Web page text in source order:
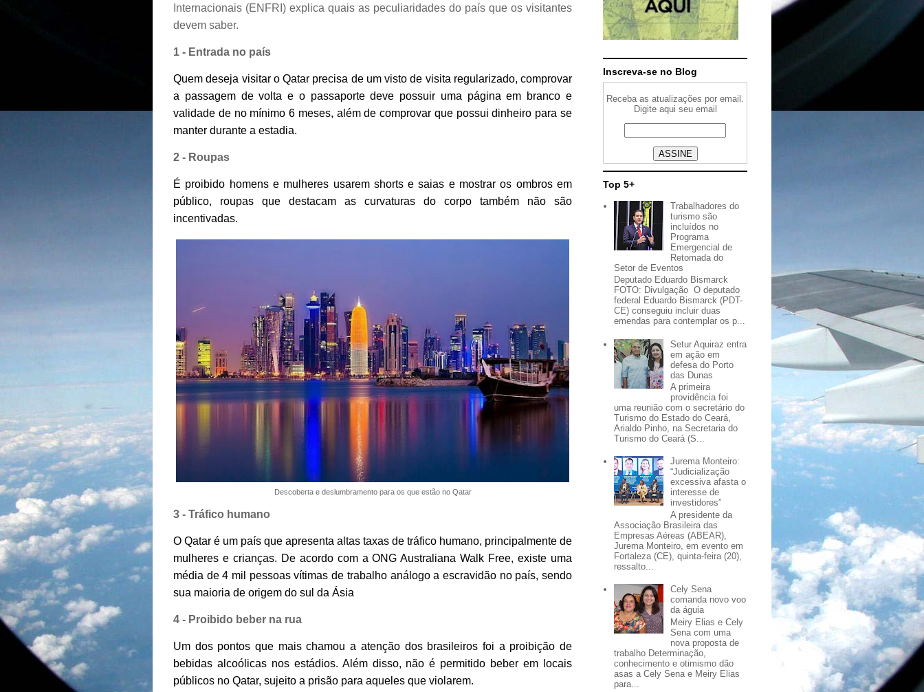
Internacionais (ENFRI) explica quais as peculiaridades do país que os visitantes
devem saber.
1 - Entrada no país
Quem deseja visitar o Qatar precisa de um visto de visita regularizado, comprovar
a passagem de volta e o passaporte deve possuir uma página em branco e
validade de no mínimo 6 meses, além de comprovar que possui dinheiro para se
manter durante a estadia.
2 - Roupas
É proibido homens e mulheres usarem shorts e saias e mostrar os ombros em
público, roupas que destacam as curvaturas do corpo também não são
incentivadas.
Descoberta e deslumbramento para os que estão no Qatar
3 - Tráfico humano
O Qatar é um país que apresenta altas taxas de tráfico humano, principalmente de
mulheres e crianças. De acordo com a ONG Australiana Walk Free, existe uma
média de 4 mil pessoas vítimas de trabalho análogo a escravidão no país, sendo
sua maioria de origem do sul da Ásia
4 - Proibido beber na rua
Um dos pontos que mais chamou a atenção dos brasileiros foi a proibição de
bebidas alcoólicas nos estádios. Além disso, não é permitido beber em locais
públicos no Qatar, sujeito a prisão para aqueles que violarem.
Inscreva-se no Blog
Receba as atualizações por email.
Digite aqui seu email
Top 5+
Trabalhadores do
turismo são
incluídos no
Programa
Emergencial de
Retomada do
Setor de Eventos
Deputado Eduardo Bismarck
FOTO: Divulgação O deputado
federal Eduardo Bismarck (PDT-
CE) conseguiu incluir duas
emendas para contemplar os p...
Setur Aquiraz entra
em ação em
defesa do Porto
das Dunas
A primeira
providência foi
uma reunião com o secretário do
Turismo do Estado do Ceará,
Arialdo Pinho, na Secretaria do
Turismo do Ceará (S...
Jurema Monteiro:
“Judicialização
excessiva afasta o
interesse de
investidores”
A presidente da
Associação Brasileira das
Empresas Aéreas (ABEAR),
Jurema Monteiro, em evento em
Fortaleza (CE), quinta-feira (20),
ressalto...
Cely Sena
comanda novo voo
da águia
Meiry Elias e Cely
Sena com uma
nova proposta de
trabalho Determinação,
conhecimento e otimismo dão
asas a Cely Sena e Meiry Elias
para...